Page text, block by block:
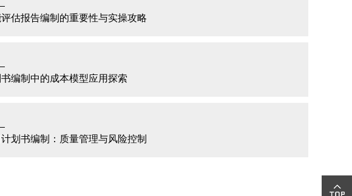
估报告编制的重要性与实操攻略
编制中的成本模型应用探索
划书编制：质量管理与风险控制